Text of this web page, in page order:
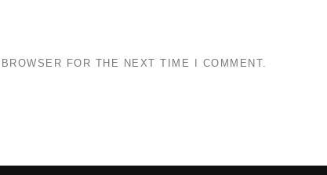
FOR THE NEXT TIME I COMMENT.